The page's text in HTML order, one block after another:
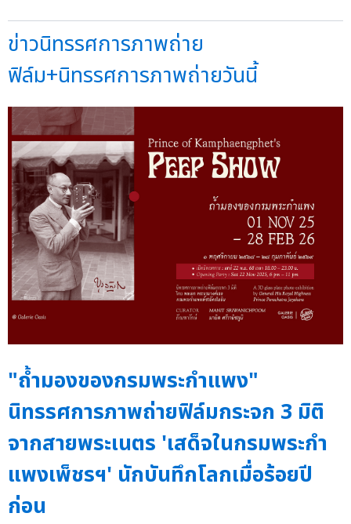
ข่าวนิทรรศการภาพถ่าย
ฟิล์ม+นิทรรศการภาพถ่ายวันนี้
"ถ้ำมองของกรมพระกำแพง"
นิทรรศการภาพถ่ายฟิล์มกระจก 3 มิติ
จากสายพระเนตร 'เสด็จในกรมพระกำ
แพงเพ็ชรฯ' นักบันทึกโลกเมื่อร้อยปี
ก่อน